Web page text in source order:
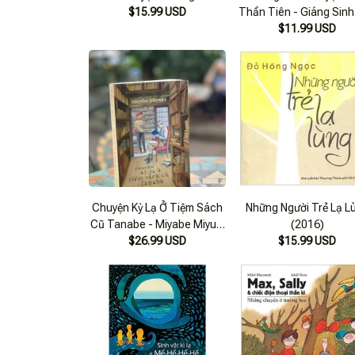
$15.99 USD
Thần Tiên - Giáng Sinh
Thương
$11.99 USD
Chuyện Kỳ Lạ Ở Tiệm Sách
Cũ Tanabe - Miyabe Miyuki
- Lê Hồng Dịch – 1980
$26.99 USD
Những Người Trẻ Lạ
(2016)
$15.99 USD